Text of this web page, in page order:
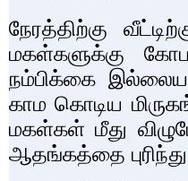
நேரத்திற்கு
மகள்களுக்கு
நம்பிக்கை
காம கொடிய
மகள்கள் மீது
ஆதங்கத்தை